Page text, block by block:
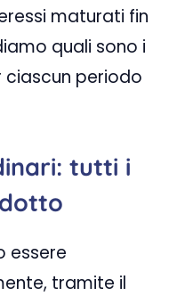
maturati fin
quali sono i
ciascun periodo
tutti i
essere
tramite il